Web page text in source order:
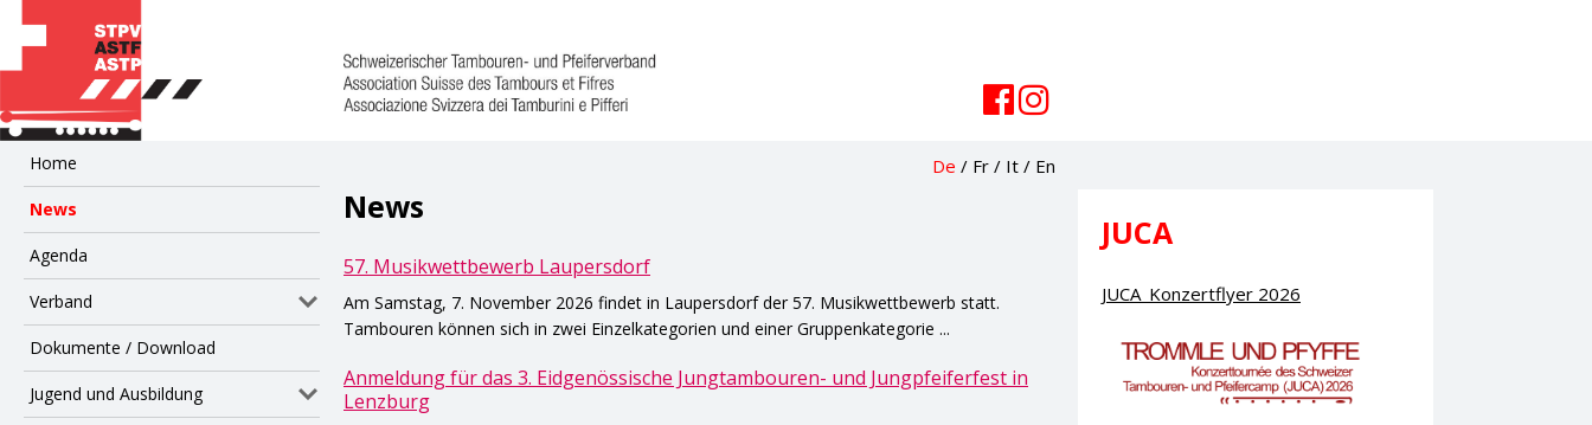
Home
News
Agenda
Verband
Dokumente / Download
Jugend und Ausbildung
De / Fr / It / En
News
57. Musikwettbewerb Laupersdorf
Am Samstag, 7. November 2026 findet in Laupersdorf der 57. Musikwettbewerb statt.
Tambouren können sich in zwei Einzelkategorien und einer Gruppenkategorie ...
Anmeldung für das 3. Eidgenössische Jungtambouren- und Jungpfeiferfest in
Lenzburg
JUCA
JUCA_Konzertflyer 2026